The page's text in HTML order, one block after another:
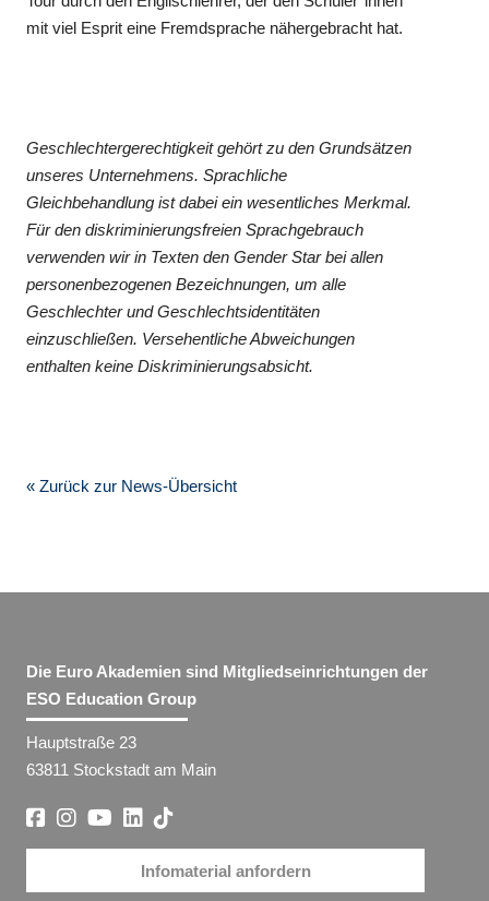
mit viel Esprit eine Fremdsprache nähergebracht hat.
Geschlechtergerechtigkeit gehört zu den Grundsätzen
unseres Unternehmens. Sprachliche
Gleichbehandlung ist dabei ein wesentliches Merkmal.
Für den diskriminierungsfreien Sprachgebrauch
verwenden wir in Texten den Gender Star bei allen
personenbezogenen Bezeichnungen, um alle
Geschlechter und Geschlechtsidentitäten
einzuschließen. Versehentliche Abweichungen
enthalten keine Diskriminierungsabsicht.
« Zurück zur News-Übersicht
Die Euro Akademien sind Mitgliedseinrichtungen der
ESO Education Group
Hauptstraße 23
63811 Stockstadt am Main
Infomaterial anfordern